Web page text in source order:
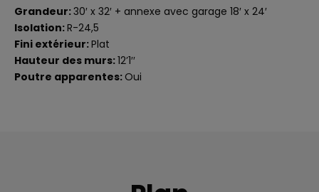
Grandeur:30′ x 32′ + annexe avec garage 18′ x 24′
Isolation:R-24,5
Fini extérieur:Plat
Hauteur des murs:12’1′′
Poutre apparentes: Oui